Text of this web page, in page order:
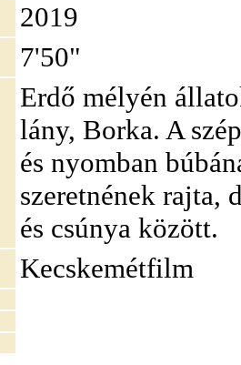
2019
7'50"
Erdő mélyén
lány, Borka. A
és nyomban
szeretnének rajta,
és csúnya között.
Kecskemétfilm